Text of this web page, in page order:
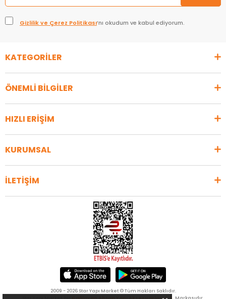
Gizlilik ve Çerez Politikası’nı okudum ve kabul ediyorum.
KATEGORİLER
ÖNEMLİ BİLGİLER
HIZLI ERİŞİM
KURUMSAL
İLETİŞİM
2009 - 2026 Star Yapı Market © Tüm Hakları Saklıdır.